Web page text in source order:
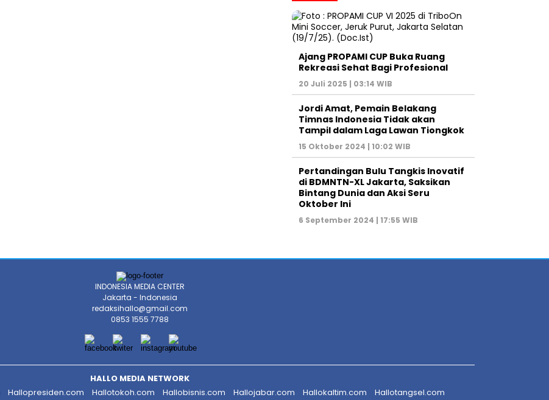
Ajang PROPAMI CUP Buka Ruang
Rekreasi Sehat Bagi Profesional
20 Juli 2025 | 03:14 WIB
Jordi Amat, Pemain Belakang
Timnas Indonesia Tidak akan
Tampil dalam Laga Lawan Tiongkok
15 Oktober 2024 | 10:02 WIB
Pertandingan Bulu Tangkis Inovatif
di BDMNTN-XL Jakarta, Saksikan
Bintang Dunia dan Aksi Seru
Oktober Ini
6 September 2024 | 17:55 WIB
INDONESIA MEDIA CENTER
Jakarta - Indonesia
redaksihallo@gmail.com
0853 1555 7788
HALLO MEDIA NETWORK
Hallopresiden.com Hallotokoh.com Hallobisnis.com Hallojabar.com Hallokaltim.com Hallotangsel.com